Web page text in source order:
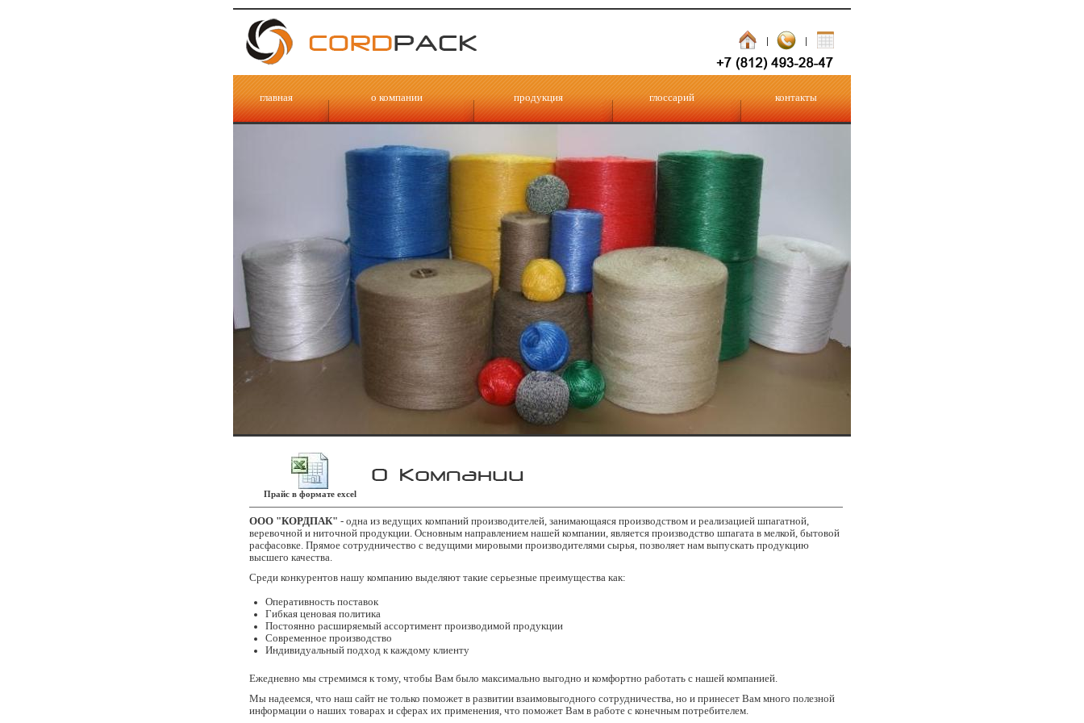
главная о компании продукция глоссарий контакты
Прайс в формате excel
OOO "КОРДПАК" - одна из ведущих компаний производителей, занимающаяся производством и реализацией шпагатной,
веревочной и ниточной продукции. Основным направлением нашей компании, является производство шпагата в мелкой, бытовой
расфасовке. Прямое сотрудничество с ведущими мировыми производителями сырья, позволяет нам выпускать продукцию
высшего качества.
Среди конкурентов нашу компанию выделяют такие серьезные преимущества как:
Оперативность поставок
Гибкая ценовая политика
Постоянно расширяемый ассортимент производимой продукции
Современное производство
Индивидуальный подход к каждому клиенту
Ежедневно мы стремимся к тому, чтобы Вам было максимально выгодно и комфортно работать с нашей компанией.
Мы надеемся, что наш сайт не только поможет в развитии взаимовыгодного сотрудничества, но и принесет Вам много полезной
информации о наших товарах и сферах их применения, что поможет Вам в работе с конечным потребителем.